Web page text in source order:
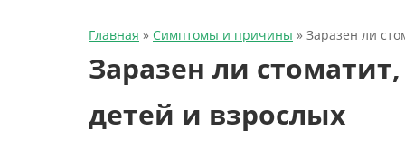
Главная » Симптомы и причины » Заразен ли
Заразен ли
детей и взрослых